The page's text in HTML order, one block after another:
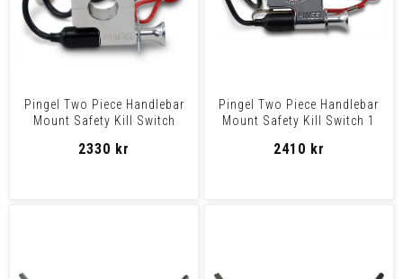
Pingel Two Piece Handlebar
Mount Safety Kill Switch
2330 kr
Pingel Two Piece Handlebar
Mount Safety Kill Switch 1
2410 kr